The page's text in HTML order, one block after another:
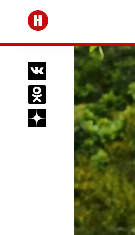
Перейти на главную
Поделиться Вконтакте
Поделиться в
Подписаться на нас в Дзен